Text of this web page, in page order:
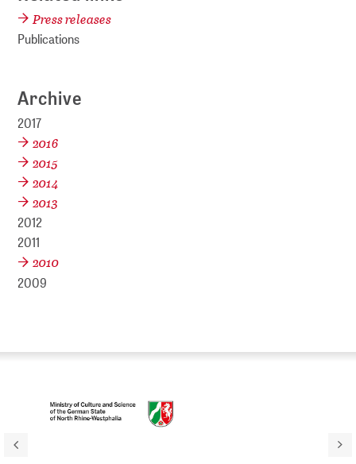
Press releases
Publications
Archive
2017
2016
2015
2014
2013
2012
2011
2010
2009